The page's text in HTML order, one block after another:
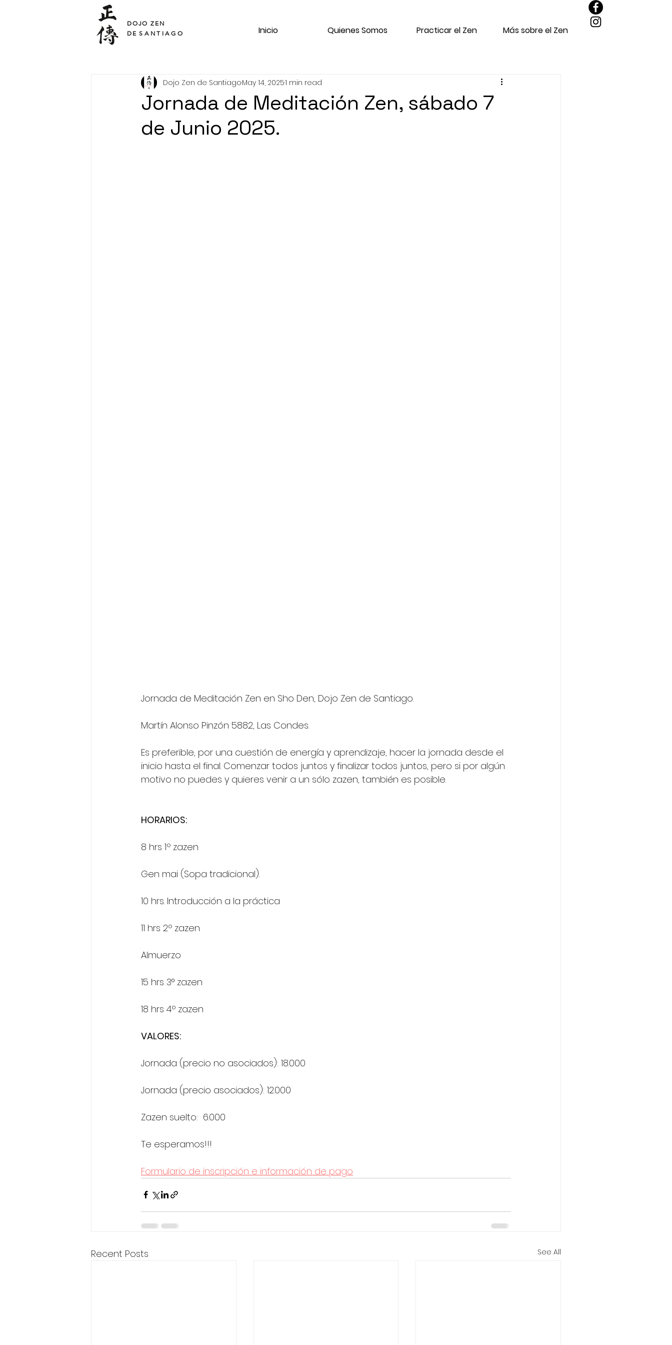
DOJO ZEN
DESANTIAGO Inicio Quienes Somos Practicar el Zen Más sobre el Zen
Jornada de Meditación Zen, sábado 7
de Junio 2025.
Dojo Zen de SantiagoMay 14, 20251 min read
Jornada de Meditación Zen en Sho Den, Dojo Zen de Santiago.
Martín Alonso Pinzón 5882, Las Condes.
Es preferible, por una cuestión de energía y aprendizaje, hacer la jornada desde el
inicio hasta el final. Comenzar todos juntos y finalizar todos juntos, pero si por algún
motivo no puedes y quieres venir a un sólo zazen, también es posible.
HORARIOS:
8 hrs 1º zazen
Gen mai (Sopa tradicional).
10 hrs. Introducción a la práctica
11 hrs 2º zazen
Almuerzo
15 hrs 3° zazen
18 hrs 4º zazen
VALORES:
Jornada (precio no asociados): 18.000
Jornada (precio asociados): 12.000
Zazen suelto:  6.000
Te esperamos!!!
Formulario de inscripción e información de pago
Recent Posts See All